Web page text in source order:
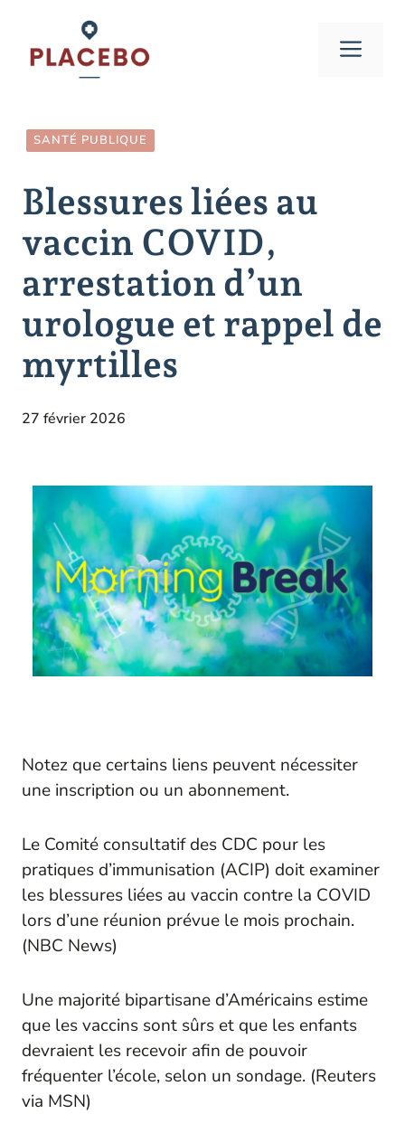
contenu
SANTÉ PUBLIQUE
Blessures liées au
vaccin COVID,
arrestation d’un
urologue et rappel de
myrtilles
27 février 2026
Notez que certains liens peuvent nécessiter
une inscription ou un abonnement.
Le Comité consultatif des CDC pour les
pratiques d’immunisation (ACIP) doit examiner
les blessures liées au vaccin contre la COVID
lors d’une réunion prévue le mois prochain.
(NBC News)
Une majorité bipartisane d’Américains estime
que les vaccins sont sûrs et que les enfants
devraient les recevoir afin de pouvoir
fréquenter l’école, selon un sondage. (Reuters
via MSN)